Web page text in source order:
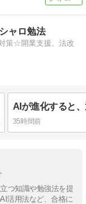
ャロ勉法
策☆開業支援、法改
35時間前
つ知識や勉強法を提
活用法など、合格に